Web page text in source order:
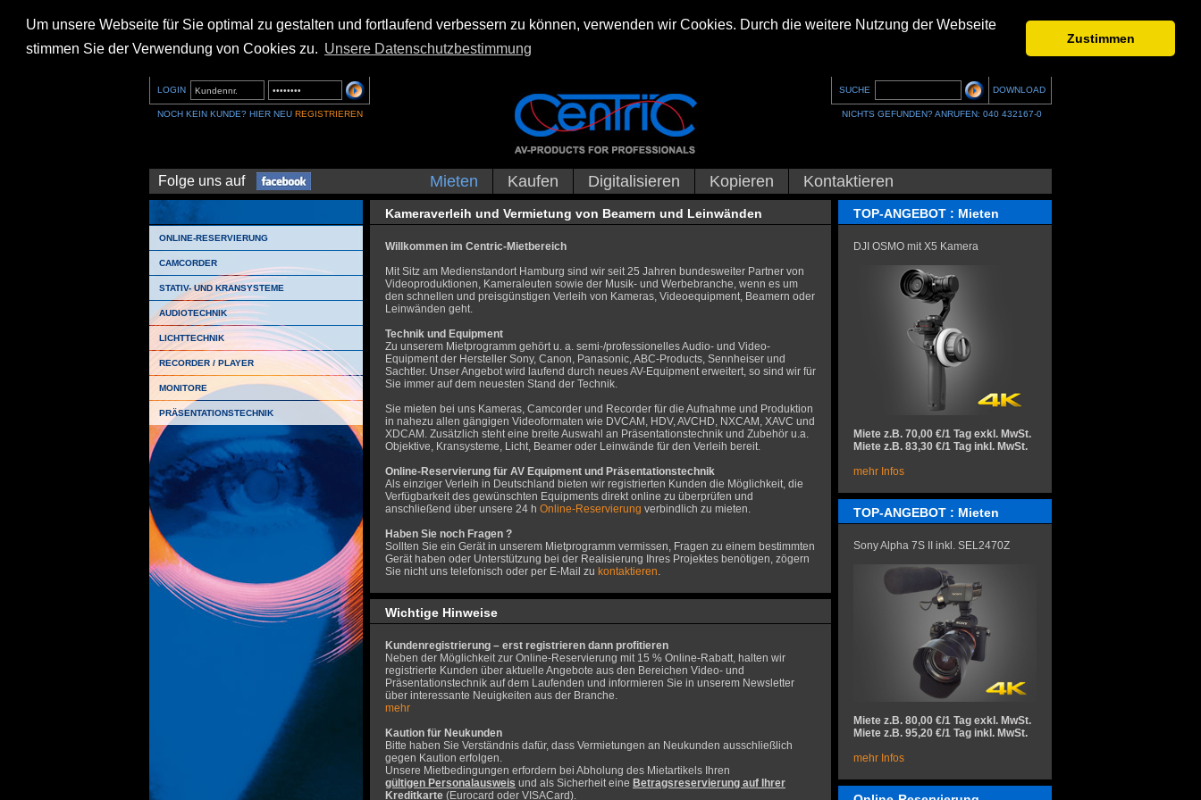
Um unsere Webseite für Sie optimal zu gestalten und fortlaufend verbessern zu können, verwenden wir Cookies. Durch die weitere Nutzung der Webseite
stimmen Sie der Verwendung von Cookies zu. Unsere Datenschutzbestimmung
Zustimmen
LOGIN
NOCH KEIN KUNDE? HIER NEU REGISTRIEREN
SUCHE DOWNLOAD
NICHTS GEFUNDEN? ANRUFEN: 040 432167-0
Mieten Kaufen Digitalisieren Kopieren Kontaktieren
Folge uns auf
ONLINE-RESERVIERUNG
CAMCORDER
STATIV- UND KRANSYSTEME
AUDIOTECHNIK
LICHTTECHNIK
RECORDER / PLAYER
MONITORE
PRÄSENTATIONSTECHNIK
TOP-ANGEBOT : Mieten
DJI OSMO mit X5 Kamera
Miete z.B. 70,00 €/1 Tag exkl. MwSt.
Miete z.B. 83,30 €/1 Tag inkl. MwSt.
mehr Infos
TOP-ANGEBOT : Mieten
Sony Alpha 7S II inkl. SEL2470Z
Miete z.B. 80,00 €/1 Tag exkl. MwSt.
Miete z.B. 95,20 €/1 Tag inkl. MwSt.
mehr Infos
Kameraverleih und Vermietung von Beamern und Leinwänden
Willkommen im Centric-Mietbereich
Mit Sitz am Medienstandort Hamburg sind wir seit 25 Jahren bundesweiter Partner von
Videoproduktionen, Kameraleuten sowie der Musik- und Werbebranche, wenn es um
den schnellen und preisgünstigen Verleih von Kameras, Videoequipment, Beamern oder
Leinwänden geht.
Technik und Equipment
Zu unserem Mietprogramm gehört u. a. semi-/professionelles Audio- und Video-
Equipment der Hersteller Sony, Canon, Panasonic, ABC-Products, Sennheiser und
Sachtler. Unser Angebot wird laufend durch neues AV-Equipment erweitert, so sind wir für
Sie immer auf dem neuesten Stand der Technik.
Sie mieten bei uns Kameras, Camcorder und Recorder für die Aufnahme und Produktion
in nahezu allen gängigen Videoformaten wie DVCAM, HDV, AVCHD, NXCAM, XAVC und
XDCAM. Zusätzlich steht eine breite Auswahl an Präsentationstechnik und Zubehör u.a.
Objektive, Kransysteme, Licht, Beamer oder Leinwände für den Verleih bereit.
Online-Reservierung für AV Equipment und Präsentationstechnik
Als einziger Verleih in Deutschland bieten wir registrierten Kunden die Möglichkeit, die
Verfügbarkeit des gewünschten Equipments direkt online zu überprüfen und
anschließend über unsere 24 h Online-Reservierung verbindlich zu mieten.
Haben Sie noch Fragen ?
Sollten Sie ein Gerät in unserem Mietprogramm vermissen, Fragen zu einem bestimmten
Gerät haben oder Unterstützung bei der Realisierung Ihres Projektes benötigen, zögern
Sie nicht uns telefonisch oder per E-Mail zu kontaktieren.
Wichtige Hinweise
Kundenregistrierung – erst registrieren dann profitieren
Neben der Möglichkeit zur Online-Reservierung mit 15 % Online-Rabatt, halten wir
registrierte Kunden über aktuelle Angebote aus den Bereichen Video- und
Präsentationstechnik auf dem Laufenden und informieren Sie in unserem Newsletter
über interessante Neuigkeiten aus der Branche.
mehr
Kaution für Neukunden
Bitte haben Sie Verständnis dafür, dass Vermietungen an Neukunden ausschließlich
gegen Kaution erfolgen.
Unsere Mietbedingungen erfordern bei Abholung des Mietartikels Ihren
gültigen Personalausweis und als Sicherheit eine Betragsreservierung auf Ihrer
Kreditkarte (Eurocard oder VISACard).